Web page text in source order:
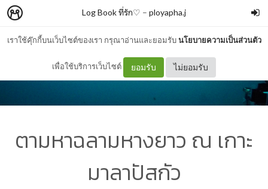
เราใช้คุ๊กกี้บนเว็บไซต์ของเรา กรุณาอ่านและยอมรับนโยบายความเป็นส่วนตัว
เพื่อใช้บริการเว็บไซต์ ยอมรับ ไม่ยอมรับ
Log Book ที่รัก♡ – ployapha.j
ตามหาฉลามหางยาว ณ เกาะ
มาลาปัสกัว